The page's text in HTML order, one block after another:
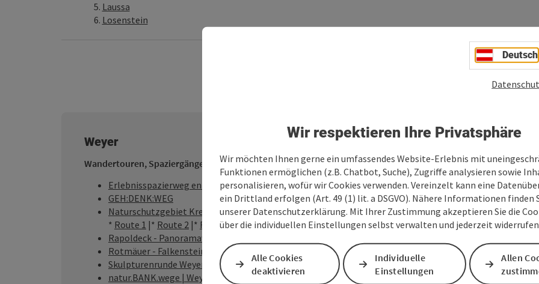
Laussa
Losenstein
Weyer
Wandertouren, Spaziergänge
Erlebnisspazierweg entlang der Gaflenz
GEH:DENK:WEG
Naturschutzgebiet Kreuzberg
* Route 1 |* Route 2 |* Route 3|*Route 4|*Route 5
Rapoldeck - Panoramaweg & Gratweg
Rotmäuer - Falkenstein - Kreuzberg
Skulpturenrunde Weyer
natur.BANK.wege | Weyer | Katzensteinermühle
Deutsch
Wir respektieren Ihre Privatsphäre
Wir möchten Ihnen gerne ein umfassendes Website-Erlebnis mit
Funktionen ermöglichen (z.B. Chatbot, Suche), Zugriffe analysieren sowie
personalisieren, wofür wir Cookies verwenden. Vereinzelt kann eine
ein Drittland erfolgen (Art. 49 (1) lit. a DSGVO). Nähere Informationen finden
unserer Datenschutzerklärung. Mit Ihrer Zustimmung akzeptieren Sie die
über die individuellen Einstellungen selbst verwalten und jederzeit
Alle Cookies
deaktivieren
Individuelle
Einstellungen
Allen